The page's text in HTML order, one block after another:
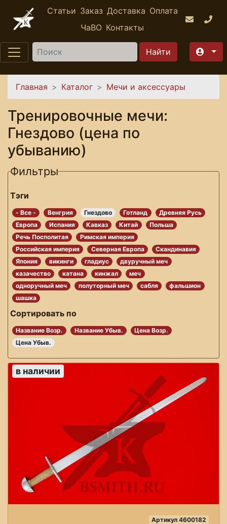
Перейти к основному содержанию
Статьи Заказ Доставка Оплата
ЧаВО Контакты
Найти
Вы здесь
Главная Каталог Мечи и аксессуары
Тренировочные мечи:
Гнездово (цена по
убыванию)
Фильтры
Тэги
- Все - Венгрия Гнездово Готланд
Древняя Русь
Европа
Испания Кавказ Китай
Польша
Речь Посполитая
Римская империя
Российская империя
Северная Европа
Скандинавия
Япония
викинги гладиус
двуручный меч
казачество
катана кинжал
меч
одноручный меч
полуторный меч сабля
фальшион
шашка
Сортировать по
Название Возр. Название Убыв.
Цена Возр.
Цена Убыв.
в наличии
Артикул 4600182